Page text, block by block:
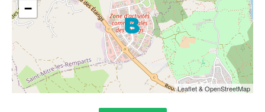
−
Leaflet & OpenStreetMap